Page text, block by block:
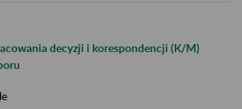
decyzji i korespondencji (K/M)